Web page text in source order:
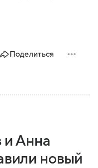
Поделиться
и Анна
новый